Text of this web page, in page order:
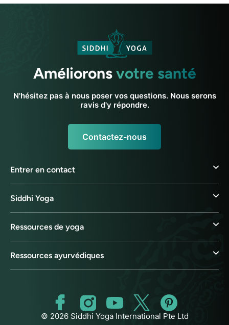
Amélioronsvotre santé
N'hésitez pas à nous poser vos questions. Nous serons
ravis d'y répondre.
Contactez-nous
Entrer en contact
Siddhi Yoga
Ressources de yoga
Ressources ayurvédiques
© 2026 Siddhi Yoga International Pte Ltd